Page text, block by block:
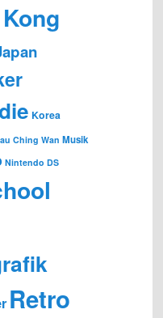
Korea
Ching Wan Musik
Nintendo DS
Retro